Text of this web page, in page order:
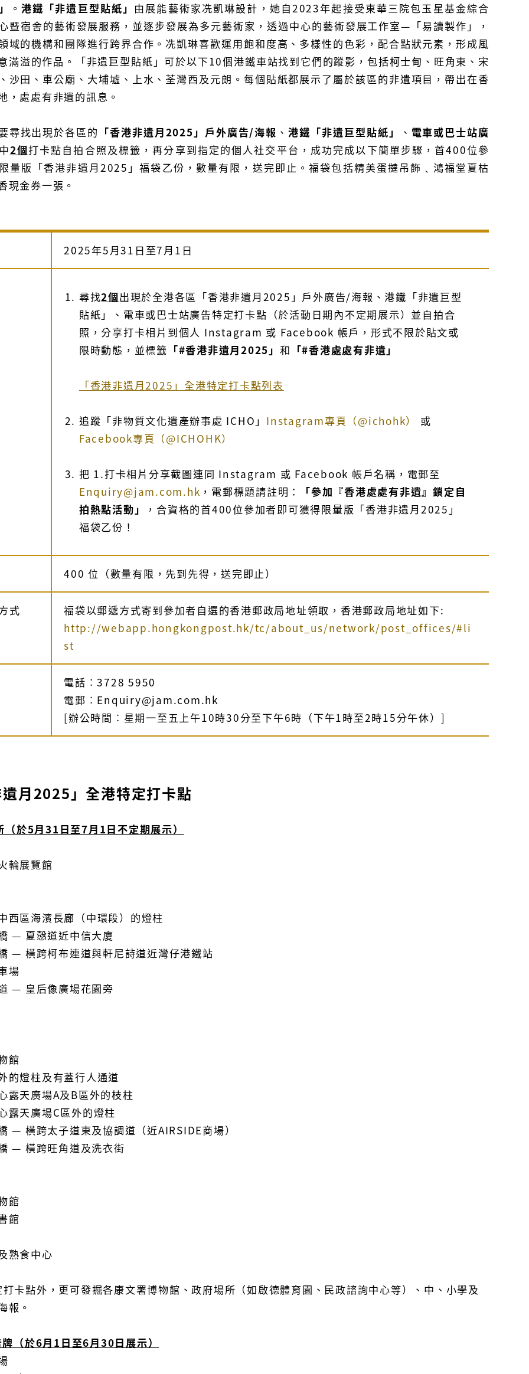
。 港鐵「非遺巨型貼紙」 由展能藝術家冼凱琳設計，她自2023年起接受東華三院包玉星基金綜合
暨宿舍的藝術發展服務，並逐步發展為多元藝術家，透過中心的藝術發展工作室—「易讀製作」，
域的機構和團隊進行跨界合作。冼凱琳喜歡運用飽和度高、多樣性的色彩，配合點狀元素，形成風
滿溢的作品。「非遺巨型貼紙」可於以下10個港鐵車站找到它們的蹤影，包括柯士甸、旺角東、宋
沙田、車公廟、大埔墟、上水、荃灣西及元朗。每個貼紙都展示了屬於該區的非遺項目，帶出在香
，處處有非遺的訊息。
尋找出現於各區的 「香港非遺月2025」戶外廣告/海報 、港鐵「非遺巨型貼紙」 、 電車或巴士站廣
2個打卡點自拍合照及標籤，再分享到指定的個人社交平台，成功完成以下簡單步驟，首400位參
量版「香港非遺月2025」福袋乙份，數量有限，送完即止。福袋包括精美蛋撻吊飾﹑鴻福堂夏枯
現金券一張。
2025年5月31日至7月1日
尋找2個出現於全港各區「香港非遺月2025」戶外廣告/海報、港鐵「非遺巨型
貼紙」、電車或巴士站廣告特定打卡點（於活動日期內不定期展示）並自拍合
照，分享打卡相片到個人 Instagram 或 Facebook 帳戶，形式不限於貼文或
限時動態，並標籤 「#香港非遺月2025」 和 「#香港處處有非遺」
「香港非遺月2025」全港特定打卡點列表
追蹤「非物質文化遺產辦事處 ICHO」 Instagram專頁（@ichohk）
或
Facebook專頁（@ICHOHK）
把 1.打卡相片分享截圖連同 Instagram 或 Facebook 帳戶名稱，電郵至
Enquiry@jam.com.hk ，電郵標題請註明：
「參加『香港處處有非遺』鎖定自
拍熱點活動」
，合資格的首400位參加者即可獲得限量版「香港非遺月2025」
福袋乙份！
400 位（數量有限，先到先得，送完即止）
式
福袋以郵遞方式寄到參加者自選的香港郵政局地址領取，香港郵政局地址如下:
http://webapp.hongkongpost.hk/tc/about_us/network/post_offices/#li
st
電話︰3728 5950
電郵︰Enquiry@jam.com.hk
[辦公時間︰星期一至五上午10時30分至下午6時（下午1時至2時15分午休）]
月2025」全港特定打卡點
於5月31日至7月1日不定期展示）
輪展覽館
西區海濱長廊（中環段）的燈柱
— 夏慤道近中信大廈
— 橫跨柯布連道與軒尼詩道近灣仔港鐵站
場
— 皇后像廣場花園旁
館
的燈柱及有蓋行人通道
露天廣場A及B區外的枝柱
露天廣場C區外的燈柱
— 橫跨太子道東及協調道（近AIRSIDE商場）
— 橫跨旺角道及洗衣街
館
館
熟食中心
卡點外，更可發掘各康文署博物館、政府場所（如啟德體育園、民政諮詢中心等）、中、小學及
報。
（於6月1日至6月30日展示）